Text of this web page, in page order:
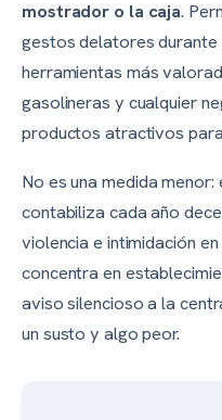
mostrador o la caja.
gestos delatores durante
herramientas más
gasolineras y cualquier
productos atractivos
No es una medida menor:
contabiliza cada año
violencia e intimidación
concentra en
aviso silencioso a la
un susto y algo peor.